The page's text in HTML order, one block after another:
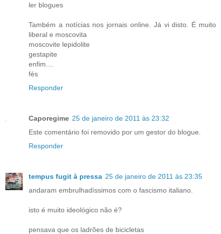
ler blogues
Também a notícias nos jornais online. Já vi disto. É muito
liberal e moscovita
moscovite lepidolite
gestapite
enfim....
fés
Responder
Caporegime 25 de janeiro de 2011 às 23:32
Este comentário foi removido por um gestor do blogue.
Responder
tempus fugit à pressa 25 de janeiro de 2011 às 23:35
andaram embrulhadíssimos com o fascismo italiano.
isto é muito ideológico não é?
pensava que os ladrões de bicicletas